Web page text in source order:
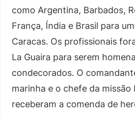
como Argentina, Barbados,
França, Índia e Brasil para
Caracas. Os profissionais
La Guaira para serem
condecorados. O
marinha e o chefe da missão
receberam a comenda de